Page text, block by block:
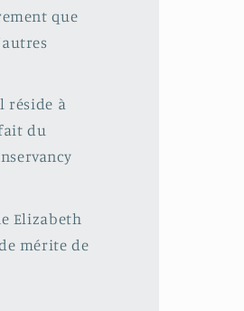
que
réside à
du
Elizabeth
mérite de